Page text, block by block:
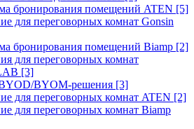
бронирования помещений ATEN [5]
для переговорных комнат Gonsin
бронирования помещений Biamp [2]
для переговорных комнат
[3]
BYOM-решения [3]
для переговорных комнат ATEN [2]
для переговорных комнат Biamp